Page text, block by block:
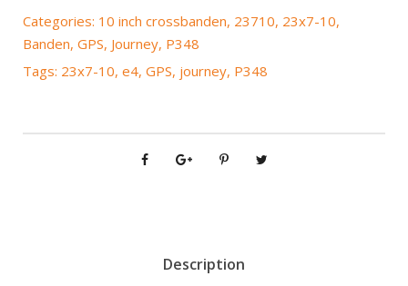
Categories: 10 inch crossbanden, 23710, 23x7-10,
Banden, GPS, Journey, P348
Tags: 23x7-10, e4, GPS, journey, P348
Description